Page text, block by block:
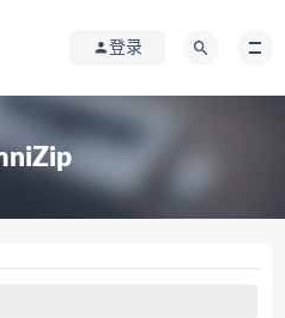
登录